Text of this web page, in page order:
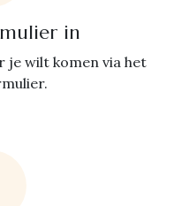
in
je wilt komen via het